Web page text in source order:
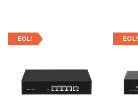
EOL! EOL!